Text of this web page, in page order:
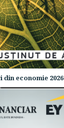
economie 2026